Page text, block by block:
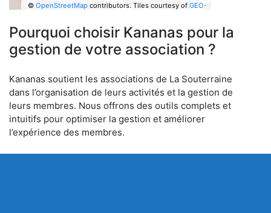
© OpenStreetMapcontributors. Tiles courtesy of GEO-
Pourquoi choisir Kananas pour la
gestion de votre association ?
Kananas soutient les associations de La Souterraine
dans l’organisation de leurs activités et la gestion de
leurs membres. Nous offrons des outils complets et
intuitifs pour optimiser la gestion et améliorer
l’expérience des membres.